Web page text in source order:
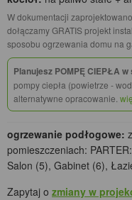
W dokumentacji
dołączamy GRATIS projekt
sposobu ogrzewania domu na
Planujesz POMPĘ CIEPŁA
pompy ciepła (powietrze -
alternatywne opracowanie.
ogrzewanie podłogowe:
pomieszczeniach:
Salon (5), Gabinet (6),
Zapytaj o zmiany w